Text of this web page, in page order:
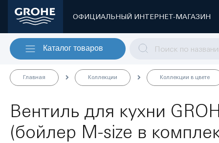
ОФИЦИАЛЬНЫЙ ИНТЕРНЕТ-МАГАЗИН
Каталог товаров
Главная Коллекции Коллекции в цвете
Вентиль для кухни
(бойлер M-size в